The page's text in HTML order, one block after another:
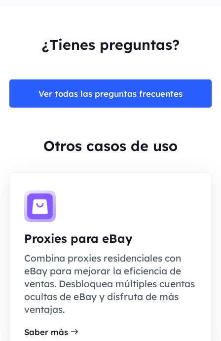
¿Tienes preguntas?
Ver todas las preguntas frecuentes
Otros casos de uso
Proxies para eBay
Combina proxies residenciales con
eBay para mejorar la eficiencia de
ventas. Desbloquea múltiples cuentas
ocultas de eBay y disfruta de más
ventajas.
Saber más